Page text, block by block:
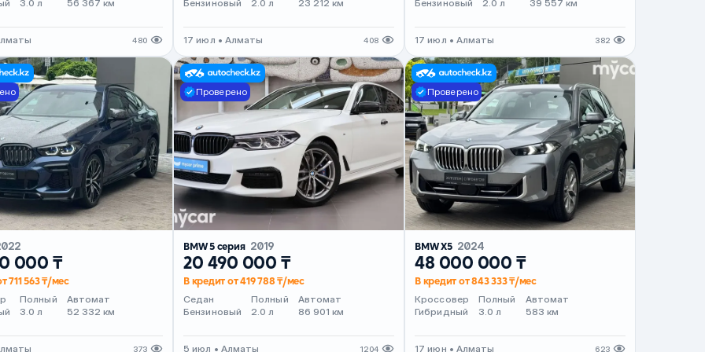
3.0 л
56 367 км
480
Бензиновый
2.0 л
23 212 км
17 июл • Алматы 408
Бензиновый
2.0 л
39 557 км
17 июл • Алматы 382
000 ₸
711 563 ₸/мес
Полный
3.0 л
Автомат
52 332 км
373
Проверено
BMW 5 серия 2019
20 490 000 ₸
В кредит от 419 788 ₸/мес
Седан
Бензиновый
Полный
2.0 л
Автомат
86 901 км
5 июл • Алматы 1204
Проверено
BMW X5 2024
48 000 000 ₸
В кредит от 843 333 ₸/мес
Кроссовер
Гибридный
Полный
3.0 л
Автомат
583 км
17 июн • Алматы 623